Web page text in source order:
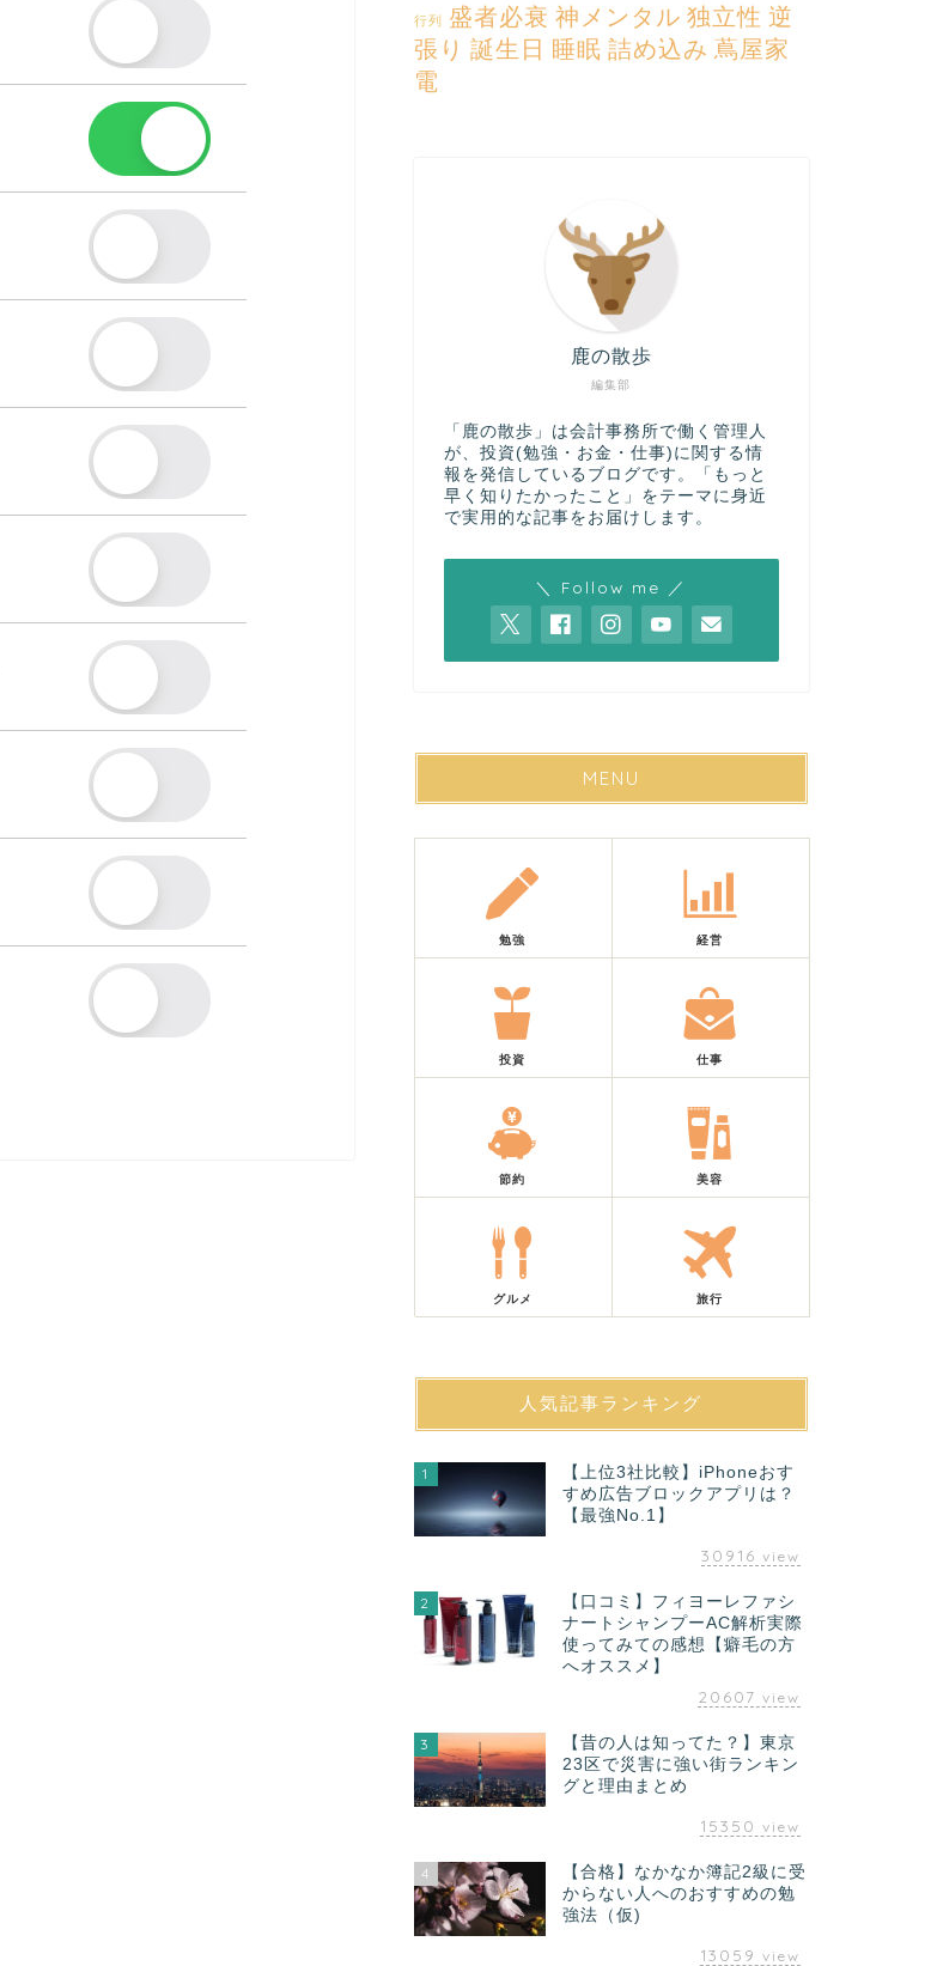
行列 盛者必衰 神メンタル 独立性 逆
張り 誕生日 睡眠 詰め込み 蔦屋家
電
編集部
鹿の散歩
「鹿の散歩」は会計事務所で働く管理人
が、投資(勉強・お金・仕事)に関する情
報を発信しているブログです。「もっと
早く知りたかったこと」をテーマに身近
で実用的な記事をお届けします。
＼ Follow me ／
MENU
勉強 経営
投資 仕事
節約 美容
グルメ 旅行
人気記事ランキング
1
【上位3社比較】iPhoneおす
すめ広告ブロックアプリは？
【最強No.1】
30916 view
2
【口コミ】フィヨーレファシ
ナートシャンプーAC解析実際
使ってみての感想【癖毛の方
へオススメ】
20607 view
3
【昔の人は知ってた？】東京
23区で災害に強い街ランキン
グと理由まとめ
15350 view
4
【合格】なかなか簿記2級に受
からない人へのおすすめの勉
強法（仮)
13059 view